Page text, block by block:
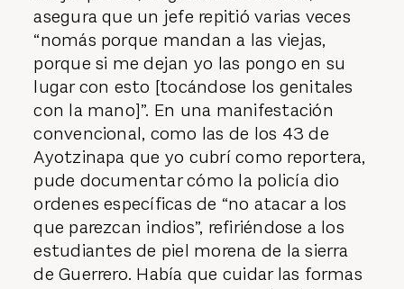
asegura que un jefe repitió varias veces
“nomás porque mandan a las viejas,
porque si me dejan yo las pongo en su
lugar con esto [tocándose los genitales
con la mano]”. En una manifestación
convencional, como las de los 43 de
Ayotzinapa que yo cubrí como reportera,
pude documentar cómo la policía dio
ordenes específicas de “no atacar a los
que parezcan indios”, refiriéndose a los
estudiantes de piel morena de la sierra
de Guerrero. Había que cuidar las formas